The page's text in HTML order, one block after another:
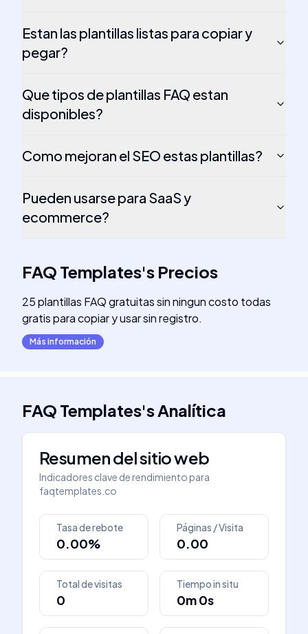
Estan las plantillas listas para copiar y
pegar?
Que tipos de plantillas FAQ estan
disponibles?
Como mejoran el SEO estas plantillas?
Pueden usarse para SaaS y
ecommerce?
FAQ Templates's Precios
25 plantillas FAQ gratuitas sin ningun costo todas
gratis para copiar y usar sin registro.
Más información
FAQ Templates'sAnalítica
Resumen del sitio web
Indicadores clave de rendimiento para
faqtemplates.co
Tasa de rebote
0.00%
Páginas / Visita
0.00
Total de visitas
0
Tiempo in situ
0m 0s